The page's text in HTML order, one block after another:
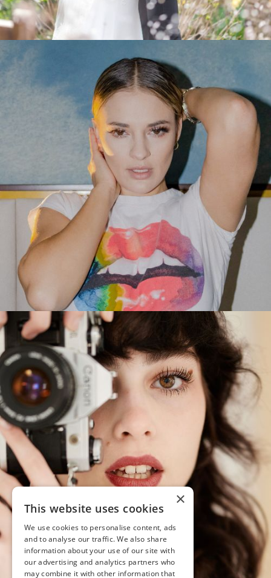
×
This website uses cookies
We use cookies to personalise content, ads
and to analyse our traffic. We also share
information about your use of our site with
our advertising and analytics partners who
may combine it with other information that